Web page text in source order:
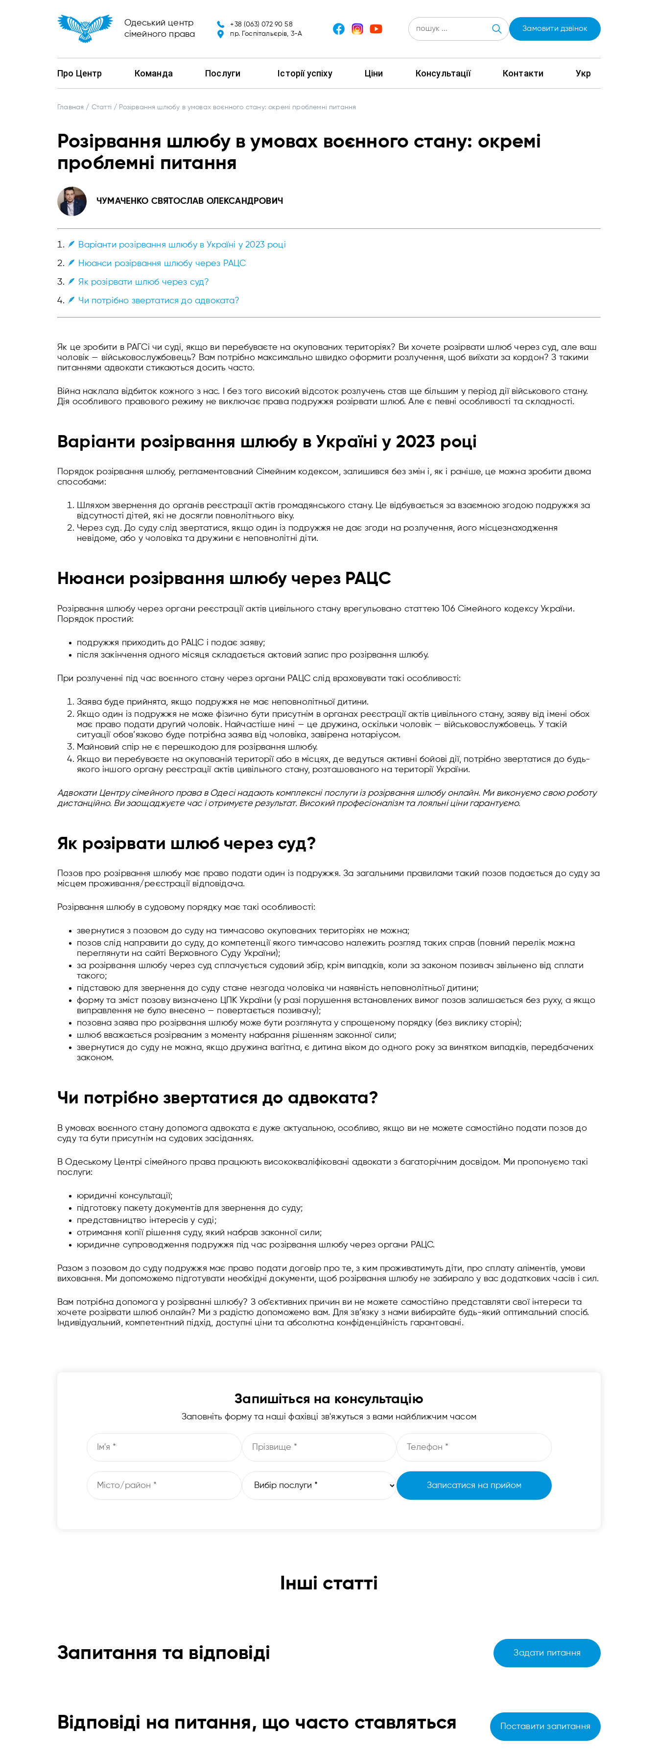
Одеський центр
сімейного права
+38 (063) 072 90 58
пр. Госпітальєрів, 3-А
Замовити дзвінок
Про Центр Команда Послуги Історії успіху Ціни Консультації Контакти Укр
Главная / Статті / Розірвання шлюбу в умовах воєнного стану: окремі проблемні питання
Розірвання шлюбу в умовах воєнного стану: окремі
проблемні питання
ЧУМАЧЕНКО СВЯТОСЛАВ ОЛЕКСАНДРОВИЧ
🪶 Варіанти розірвання шлюбу в Україні у 2023 році
🪶 Нюанси розірвання шлюбу через РАЦС
🪶 Як розірвати шлюб через суд?
🪶 Чи потрібно звертатися до адвоката?
Як це зробити в РАГСі чи суді, якщо ви перебуваєте на окупованих територіях? Ви хочете розірвати шлюб через суд, але ваш
чоловік — військовослужбовець? Вам потрібно максимально швидко оформити розлучення, щоб виїхати за кордон? З такими
питаннями адвокати стикаються досить часто.
Війна наклала відбиток кожного з нас. І без того високий відсоток розлучень став ще більшим у період дії військового стану.
Дія особливого правового режиму не виключає права подружжя розірвати шлюб. Але є певні особливості та складності.
Варіанти розірвання шлюбу в Україні у 2023 році
Порядок розірвання шлюбу, регламентований Сімейним кодексом, залишився без змін і, як і раніше, це можна зробити двома
способами:
Шляхом звернення до органів реєстрації актів громадянського стану. Це відбувається за взаємною згодою подружжя за
відсутності дітей, які не досягли повнолітнього віку.
Через суд. До суду слід звертатися, якщо один із подружжя не дає згоди на розлучення, його місцезнаходження
невідоме, або у чоловіка та дружини є неповнолітні діти.
Нюанси розірвання шлюбу через РАЦС
Розірвання шлюбу через органи реєстрації актів цивільного стану врегульовано статтею 106 Сімейного кодексу України.
Порядок простий:
подружжя приходить до РАЦС і подає заяву;
після закінчення одного місяця складається актовий запис про розірвання шлюбу.
При розлученні під час воєнного стану через органи РАЦС слід враховувати такі особливості:
Заява буде прийнята, якщо подружжя не має неповнолітньої дитини.
Якщо один із подружжя не може фізично бути присутнім в органах реєстрації актів цивільного стану, заяву від імені обох
має право подати другий чоловік. Найчастіше нині — це дружина, оскільки чоловік — військовослужбовець. У такій
ситуації обов’язково буде потрібна заява від чоловіка, завірена нотаріусом.
Майновий спір не є перешкодою для розірвання шлюбу.
Якщо ви перебуваєте на окупованій території або в місцях, де ведуться активні бойові дії, потрібно звертатися до будь-
якого іншого органу реєстрації актів цивільного стану, розташованого на території України.
Адвокати Центру сімейного права в Одесі надають комплексні послуги із розірвання шлюбу онлайн. Ми виконуємо свою роботу
дистанційно. Ви заощаджуєте час і отримуєте результат. Високий професіоналізм та лояльні ціни гарантуємо.
Як розірвати шлюб через суд?
Позов про розірвання шлюбу має право подати один із подружжя. За загальними правилами такий позов подається до суду за
місцем проживання/реєстрації відповідача.
Розірвання шлюбу в судовому порядку має такі особливості:
звернутися з позовом до суду на тимчасово окупованих територіях не можна;
позов слід направити до суду, до компетенції якого тимчасово належить розгляд таких справ (повний перелік можна
переглянути на сайті Верховного Суду України);
за розірвання шлюбу через суд сплачується судовий збір, крім випадків, коли за законом позивач звільнено від сплати
такого;
підставою для звернення до суду стане незгода чоловіка чи наявність неповнолітньої дитини;
форму та зміст позову визначено ЦПК України (у разі порушення встановлених вимог позов залишається без руху, а якщо
виправлення не було внесено — повертається позивачу);
позовна заява про розірвання шлюбу може бути розглянута у спрощеному порядку (без виклику сторін);
шлюб вважається розірваним з моменту набрання рішенням законної сили;
звернутися до суду не можна, якщо дружина вагітна, є дитина віком до одного року за винятком випадків, передбачених
законом.
Чи потрібно звертатися до адвоката?
В умовах воєнного стану допомога адвоката є дуже актуальною, особливо, якщо ви не можете самостійно подати позов до
суду та бути присутнім на судових засіданнях.
В Одеському Центрі сімейного права працюють висококваліфіковані адвокати з багаторічним досвідом. Ми пропонуємо такі
послуги:
юридичні консультації;
підготовку пакету документів для звернення до суду;
представництво інтересів у суді;
отримання копії рішення суду, який набрав законної сили;
юридичне супроводження подружжя під час розірвання шлюбу через органи РАЦС.
Разом з позовом до суду подружжя має право подати договір про те, з ким проживатимуть діти, про сплату аліментів, умови
виховання. Ми допоможемо підготувати необхідні документи, щоб розірвання шлюбу не забирало у вас додаткових часів і сил.
Вам потрібна допомога у розірванні шлюбу? З об’єктивних причин ви не можете самостійно представляти свої інтереси та
хочете розірвати шлюб онлайн? Ми з радістю допоможемо вам. Для зв’язку з нами вибирайте будь-який оптимальний спосіб.
Індивідуальний, компетентний підхід, доступні ціни та абсолютна конфіденційність гарантовані.
Запишіться на консультацію
Заповніть форму та наші фахівці зв'яжуться з вами найближчим часом
Інші статті
Задати питання
Запитання та відповіді
Відповіді на питання, що часто ставляться Поставити запитання